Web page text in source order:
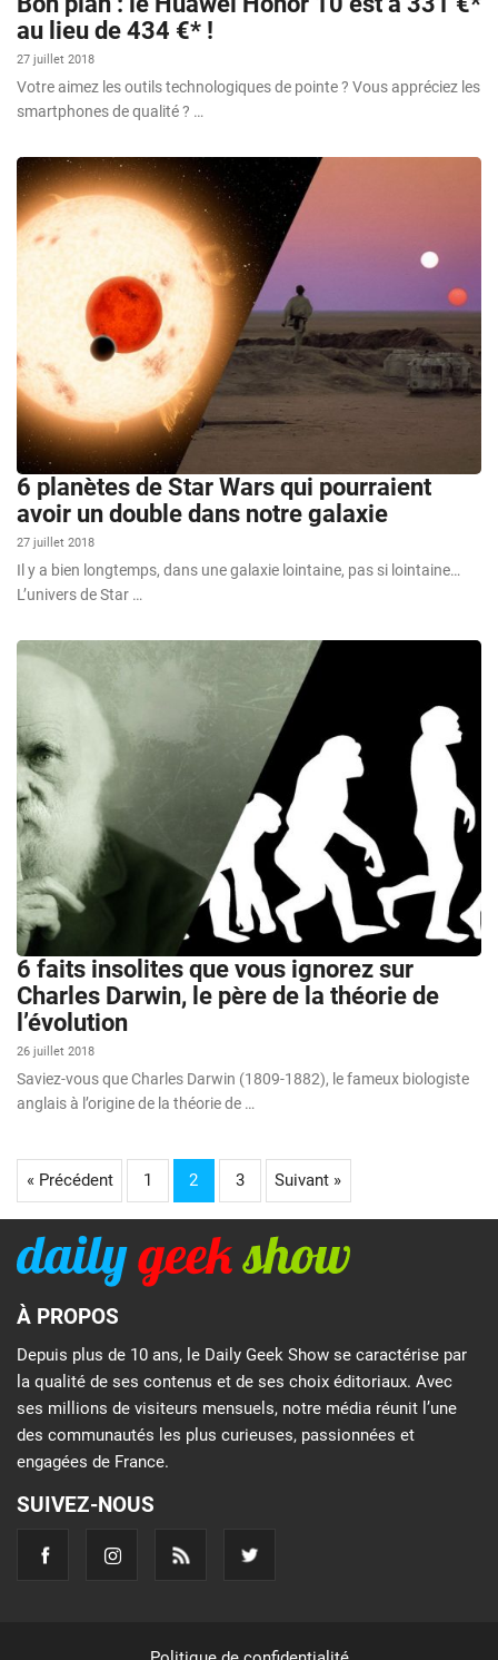
au lieu de 434 €* !
27 juillet 2018
Votre aimez les outils technologiques de pointe ? Vous appréciez les
smartphones de qualité ? …
6 planètes de Star Wars qui pourraient
avoir un double dans notre galaxie
27 juillet 2018
Il y a bien longtemps, dans une galaxie lointaine, pas si lointaine…
L’univers de Star …
6 faits insolites que vous ignorez sur
Charles Darwin, le père de la théorie de
l’évolution
26 juillet 2018
Saviez-vous que Charles Darwin (1809-1882), le fameux biologiste
anglais à l’origine de la théorie de …
« Précédent 1 2 3 Suivant »
À PROPOS
Depuis plus de 10 ans, le Daily Geek Show se caractérise par
la qualité de ses contenus et de ses choix éditoriaux. Avec
ses millions de visiteurs mensuels, notre média réunit l’une
des communautés les plus curieuses, passionnées et
engagées de France.
SUIVEZ-NOUS